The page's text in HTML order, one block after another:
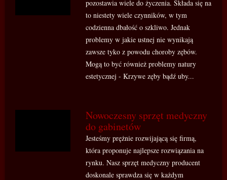
pozostawia wiele do życzenia. Składa się na
to niestety wiele czynników, w tym
codzienna dbałość o szkliwo. Jednak
problemy w jakie ustnej nie wynikają
zawsze tyko z powodu choroby zębów.
Mogą to być również problemy natury
estetycznej - Krzywe zęby bądź uby...
Nowoczesny sprzęt medyczny
do gabinetów
Jesteśmy prężnie rozwijającą się firmą,
która proponuje najlepsze rozwiązania na
rynku. Nasz sprzęt medyczny producent
doskonale sprawdza się w każdym